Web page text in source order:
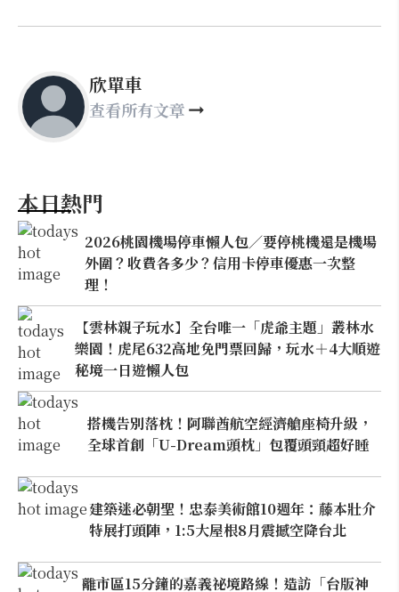
欣單車
查看所有文章
本日熱門
2026桃園機場停車懶人包／要停桃機還是機場
外圍？收費各多少？信用卡停車優惠一次整
理！
【雲林親子玩水】全台唯一「虎爺主題」叢林水
樂園！虎尾632高地免門票回歸，玩水＋4大順遊
秘境一日遊懶人包
搭機告別落枕！阿聯酋航空經濟艙座椅升級，
全球首創「U-Dream頭枕」包覆頭頸超好睡
建築迷必朝聖！忠泰美術館10週年：藤本壯介
特展打頭陣，1:5大屋根8月震撼空降台北
離市區15分鐘的嘉義祕境路線！造訪「台版神